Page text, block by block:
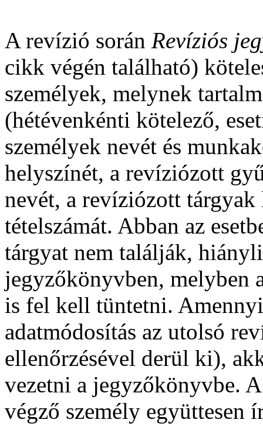
A revízió során Revíziós
cikk végén található)
személyek, melynek
(hétévenkénti kötelező,
személyek nevét és
helyszínét, a revíziózott
nevét, a revíziózott tárgyak
tételszámát. Abban az
tárgyat nem találják,
jegyzőkönyvben, melyben
is fel kell tüntetni.
adatmódosítás az utolsó
ellenőrzésével derül ki),
vezetni a jegyzőkönyvbe.
végző személy együttesen